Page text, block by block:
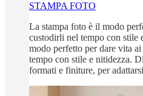
STAMPA FOTO
La stampa foto è il modo
custodirli nel tempo con stile
modo perfetto per dare vita
tempo con stile e nitidezza.
formati e finiture, per